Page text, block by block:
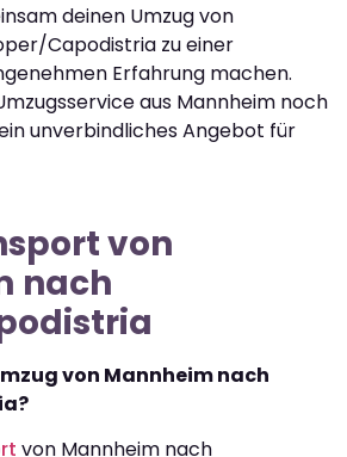
deinen Umzug von
Capodistria zu einer
Erfahrung machen.
aus Mannheim noch
unverbindliches Angebot für
von
nach
von Mannheim nach
von Mannheim nach